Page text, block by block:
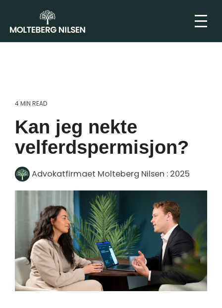
4 MIN READ
Kan jeg nekte
velferdspermisjon?
Advokatfirmaet Molteberg Nilsen : 2025